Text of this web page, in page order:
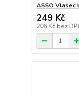
ASSO Vlasec
249 Kč
206 Kč bez